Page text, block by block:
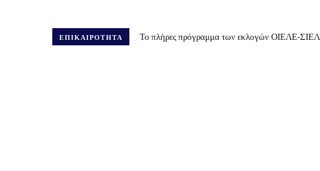
ΕΠΙΚΑΙΡΟΤΗΤΑ Το πλήρες πρόγραμμα των εκλογών ΟΙΕΛΕ-ΣΙΕΛ